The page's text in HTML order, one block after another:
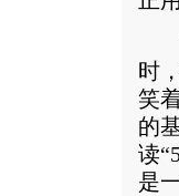
“
时
笑
的
读
是